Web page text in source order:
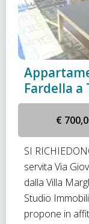
Fardella a
€
SI
servita Via
dalla Villa
Studio
propone in